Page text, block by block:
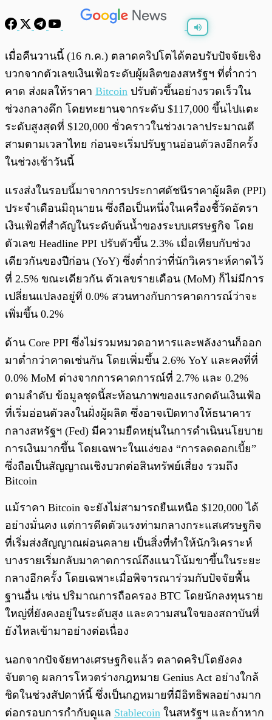
พร้อมเล่น 0:00 / 0:00
เมื่อคืนวานนี้ (16 ก.ค.) ตลาดคริปโตได้ตอบรับปัจจัยเชิง
บวกจากตัวเลขเงินเฟ้อระดับผู้ผลิตของสหรัฐฯ ที่ต่ำกว่า
คาด ส่งผลให้ราคา Bitcoin ปรับตัวขึ้นอย่างรวดเร็วใน
ช่วงกลางดึก โดยทะยานจากระดับ $117,000 ขึ้นไปแตะ
ระดับสูงสุดที่ $120,000 ชั่วคราวในช่วงเวลาประมาณตี
สามตามเวลาไทย ก่อนจะเริ่มปรับฐานอ่อนตัวลงอีกครั้ง
ในช่วงเช้าวันนี้
แรงส่งในรอบนี้มาจากการประกาศดัชนีราคาผู้ผลิต (PPI)
ประจำเดือนมิถุนายน ซึ่งถือเป็นหนึ่งในเครื่องชี้วัดอัตรา
เงินเฟ้อที่สำคัญในระดับต้นน้ำของระบบเศรษฐกิจ โดย
ตัวเลข Headline PPI ปรับตัวขึ้น 2.3% เมื่อเทียบกับช่วง
เดียวกันของปีก่อน (YoY) ซึ่งต่ำกว่าที่นักวิเคราะห์คาดไว้
ที่ 2.5% ขณะเดียวกัน ตัวเลขรายเดือน (MoM) ก็ไม่มีการ
เปลี่ยนแปลงอยู่ที่ 0.0% สวนทางกับการคาดการณ์ว่าจะ
เพิ่มขึ้น 0.2%
ด้าน Core PPI ซึ่งไม่รวมหมวดอาหารและพลังงานก็ออก
มาต่ำกว่าคาดเช่นกัน โดยเพิ่มขึ้น 2.6% YoY และคงที่ที่
0.0% MoM ต่างจากการคาดการณ์ที่ 2.7% และ 0.2%
ตามลำดับ ข้อมูลชุดนี้สะท้อนภาพของแรงกดดันเงินเฟ้อ
ที่เริ่มอ่อนตัวลงในฝั่งผู้ผลิต ซึ่งอาจเปิดทางให้ธนาคาร
กลางสหรัฐฯ (Fed) มีความยืดหยุ่นในการดำเนินนโยบาย
การเงินมากขึ้น โดยเฉพาะในแง่ของ “การลดดอกเบี้ย”
ซึ่งถือเป็นสัญญาณเชิงบวกต่อสินทรัพย์เสี่ยง รวมถึง
Bitcoin
แม้ราคา Bitcoin จะยังไม่สามารถยืนเหนือ $120,000 ได้
อย่างมั่นคง แต่การดีดตัวแรงท่ามกลางกระแสเศรษฐกิจ
ที่เริ่มส่งสัญญาณผ่อนคลาย เป็นสิ่งที่ทำให้นักวิเคราะห์
บางรายเริ่มกลับมาคาดการณ์ถึงแนวโน้มขาขึ้นในระยะ
กลางอีกครั้ง โดยเฉพาะเมื่อพิจารณาร่วมกับปัจจัยพื้น
ฐานอื่น เช่น ปริมาณการถือครอง BTC โดยนักลงทุนราย
ใหญ่ที่ยังคงอยู่ในระดับสูง และความสนใจของสถาบันที่
ยังไหลเข้ามาอย่างต่อเนื่อง
นอกจากปัจจัยทางเศรษฐกิจแล้ว ตลาดคริปโตยังคง
จับตาดู ผลการโหวตร่างกฎหมาย Genius Act อย่างใกล้
ชิดในช่วงสัปดาห์นี้ ซึ่งเป็นกฎหมายที่มีอิทธิพลอย่างมาก
ต่อกรอบการกำกับดูแล Stablecoin ในสหรัฐฯ และถ้าหาก